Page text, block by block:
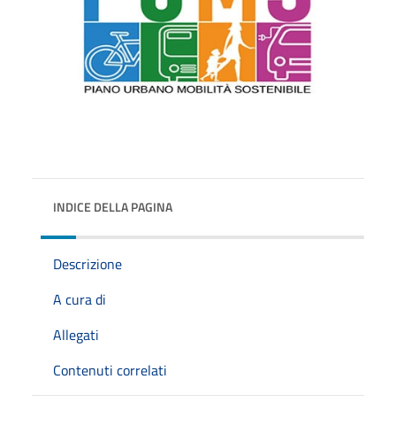
INDICE DELLA PAGINA
Descrizione
A cura di
Allegati
Contenuti correlati